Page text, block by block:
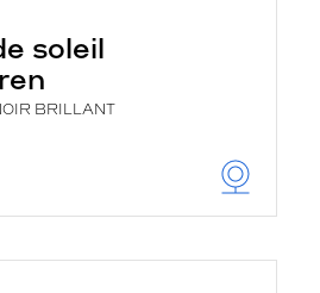
soleil
BRILLANT